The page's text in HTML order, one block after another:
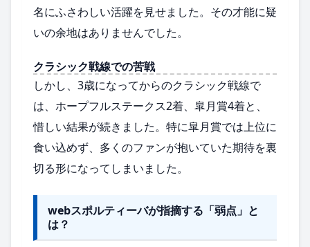
名にふさわしい活躍を見せました。その才能に疑
いの余地はありませんでした。
クラシック戦線での苦戦
しかし、3歳になってからのクラシック戦線で
は、ホープフルステークス2着、皐月賞4着と、
惜しい結果が続きました。特に皐月賞では上位に
食い込めず、多くのファンが抱いていた期待を裏
切る形になってしまいました。
webスポルティーバが指摘する「弱点」と
は？